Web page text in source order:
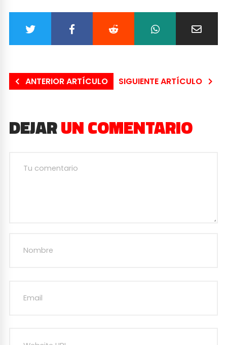
ANTERIOR ARTÍCULO SIGUIENTE ARTÍCULO
DEJARUN COMENTARIO